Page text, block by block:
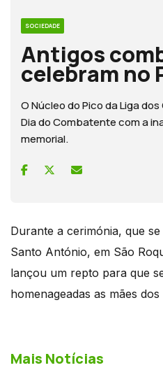
SOCIEDADE
Antigos
celebram no
O Núcleo do Pico da Liga
Dia do Combatente com a
memorial.
Durante a cerimónia, que
Santo António, em São
lançou um repto para que
homenageadas as mães
Mais Notícias